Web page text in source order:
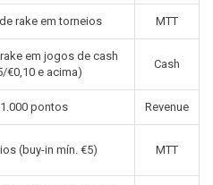
rake em torneios MTT
em jogos de cash
€0,10 e acima)
Cash
pontos Revenue
(buy-in mín. €5) MTT